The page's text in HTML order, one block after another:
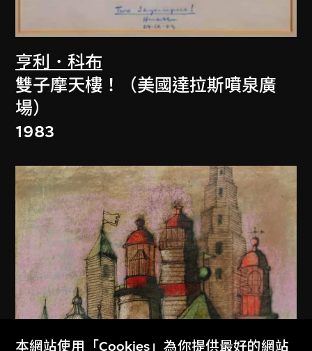
亨利．科布
雙子摩天樓！（美國達拉斯噴泉廣
場）
1983
本網站使用「Cookies」為你提供最好的網站